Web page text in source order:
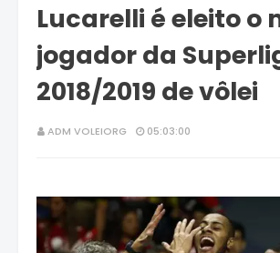
Lucarelli é eleito o
jogador da
2018/2019 de vôlei
ADM VOLEIORG 05:03:00